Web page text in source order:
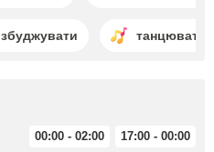
збуджувати танцювати
00:00 - 02:00 17:00 - 00:00